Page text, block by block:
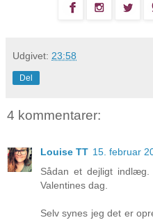
Udgivet: 23:58
Del
4 kommentarer:
Louise TT 15. februar
Sådan et dejligt
Valentines dag.
Selv synes jeg det er